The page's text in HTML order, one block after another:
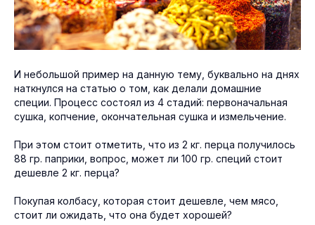
И небольшой пример на данную тему, буквально на днях
наткнулся на статью о том, как делали домашние
специи. Процесс состоял из 4 стадий: первоначальная
сушка, копчение, окончательная сушка и измельчение.
При этом стоит отметить, что из 2 кг. перца получилось
88 гр. паприки, вопрос, может ли 100 гр. специй стоит
дешевле 2 кг. перца?
Покупая колбасу, которая стоит дешевле, чем мясо,
стоит ли ожидать, что она будет хорошей?